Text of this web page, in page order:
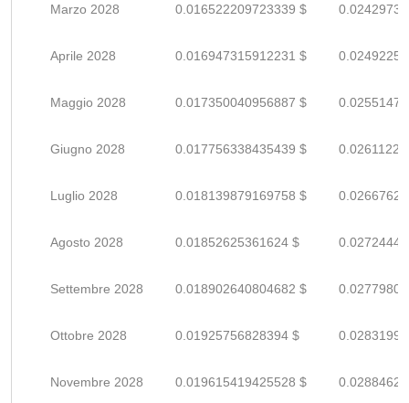
Marzo 2028 0.016522209723339 $
Aprile 2028 0.016947315912231 $
Maggio 2028 0.017350040956887 $
Giugno 2028 0.017756338435439 $
Luglio 2028 0.018139879169758 $
Agosto 2028 0.01852625361624 $
Settembre 2028 0.018902640804682 $
Ottobre 2028 0.01925756828394 $
Novembre 2028 0.019615419425528 $